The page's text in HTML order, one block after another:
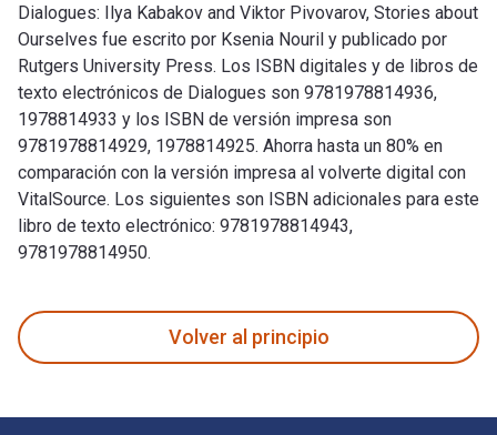
Dialogues: Ilya Kabakov and Viktor Pivovarov, Stories about
Ourselves fue escrito por Ksenia Nouril y publicado por
Rutgers University Press. Los ISBN digitales y de libros de
texto electrónicos de Dialogues son 9781978814936,
1978814933 y los ISBN de versión impresa son
9781978814929, 1978814925. Ahorra hasta un 80% en
comparación con la versión impresa al volverte digital con
VitalSource. Los siguientes son ISBN adicionales para este
libro de texto electrónico: 9781978814943,
9781978814950.
Volver al principio